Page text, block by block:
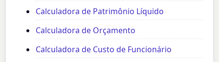
Calculadora de Patrimônio Líquido
Calculadora de Orçamento
Calculadora de Custo de Funcionário